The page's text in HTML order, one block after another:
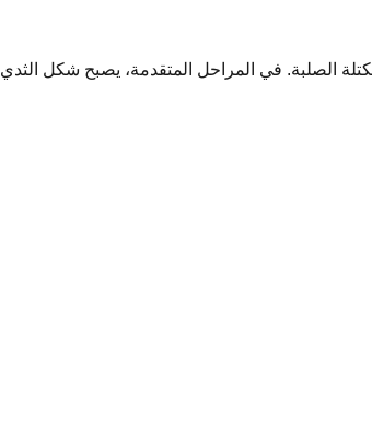
الصلبة. في المراحل المتقدمة، يصبح شكل الثدي